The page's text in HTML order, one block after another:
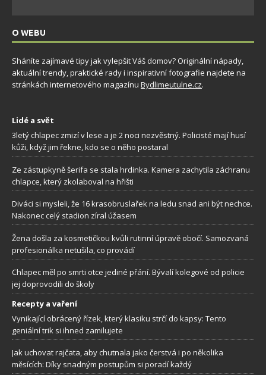
O WEBU
Sháníte zajímavé tipy jak vylepšit Váš domov? Originální nápady,
aktuální trendy, praktické rady i inspirativní fotografie najdete na
stránkách internetového magazínu Bydlimeutulne.cz.
Lidé a svět
3letý chlapec zmizí v lese a je 2 noci nezvěstný. Policisté mají husí
kůži, když jim řekne, kdo se o něho postaral
Ze zástupkyně šerifa se stala hrdinka. Kamera zachytila záchranu
chlapce, který zkolaboval na hřišti
Diváci si mysleli, že 16 krasobruslařek na ledu snad ani být nechce.
Nakonec celý stadion zíral úžasem
Žena došla za kosmetičkou kvůli rutinní úpravě obočí. Samozvaná
profesionálka netušila, co provádí
Chlapec měl po smrti otce jediné přání. Bývalí kolegové od policie
jej doprovodili do školy
Recepty a vaření
Vynikající obrácený řízek, který klasiku strčí do kapsy: Tento
geniální trik si ihned zamilujete
Jak uchovat rajčata, aby chutnala jako čerstvá i po několika
měsících: Díky snadným postupům si poradí každý